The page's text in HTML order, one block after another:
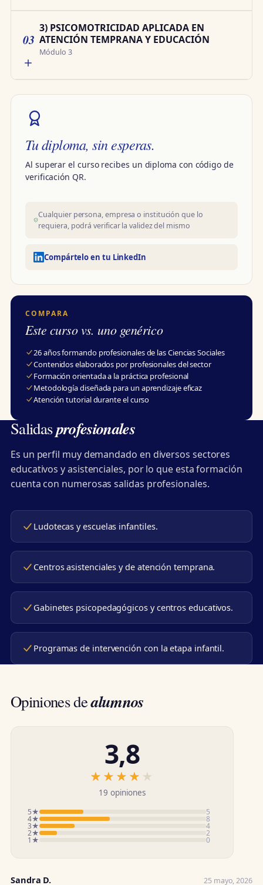
03
3) PSICOMOTRICIDAD APLICADA EN
ATENCIÓN TEMPRANA Y EDUCACIÓN
Módulo 3
Tu diploma, sin esperas.
Al superar el curso recibes un diploma con código de
verificación QR.
Cualquier persona, empresa o institución que lo
requiera, podrá verificar la validez del mismo
Compártelo en tu LinkedIn
COMPARA
Este curso vs. uno genérico
26 años formando profesionales de las Ciencias Sociales
Contenidos elaborados por profesionales del sector
Formación orientada a la práctica profesional
Metodología diseñada para un aprendizaje eficaz
Atención tutorial durante el curso
Salidasprofesionales
Es un perfil muy demandado en diversos sectores
educativos y asistenciales, por lo que esta formación
cuenta con numerosas salidas profesionales.
Ludotecas y escuelas infantiles.
Centros asistenciales y de atención temprana.
Gabinetes psicopedagógicos y centros educativos.
Programas de intervención con la etapa infantil.
Opiniones dealumnos
3,8
★★★★★
★★★★★
19 opiniones
5★ 5
4★ 8
3★ 4
2★ 2
1★ 0
Sandra D. 25 mayo, 2026